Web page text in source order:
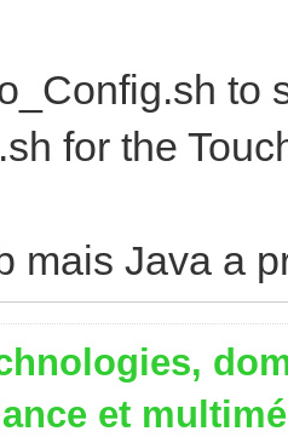
to
for the
mais Java a
et